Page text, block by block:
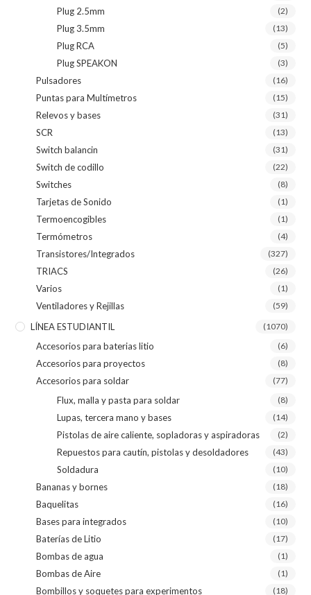
Plug 2.5mm (2)
Plug 3.5mm (13)
Plug RCA (5)
Plug SPEAKON (3)
Pulsadores (16)
Puntas para Multímetros (15)
Relevos y bases (31)
SCR (13)
Switch balancin (31)
Switch de codillo (22)
Switches (8)
Tarjetas de Sonido (1)
Termoencogibles (1)
Termómetros (4)
Transistores/Integrados (327)
TRIACS (26)
Varios (1)
Ventiladores y Rejillas (59)
LÍNEA ESTUDIANTIL (1070)
Accesorios para baterias litio (6)
Accesorios para proyectos (8)
Accesorios para soldar (77)
Flux, malla y pasta para soldar (8)
Lupas, tercera mano y bases (14)
Pistolas de aire caliente, sopladoras y aspiradoras (2)
Repuestos para cautín, pistolas y desoldadores (43)
Soldadura (10)
Bananas y bornes (18)
Baquelitas (16)
Bases para integrados (10)
Baterías de Litio (17)
Bombas de agua (1)
Bombas de Aire (1)
Bombillos y soquetes para experimentos (18)